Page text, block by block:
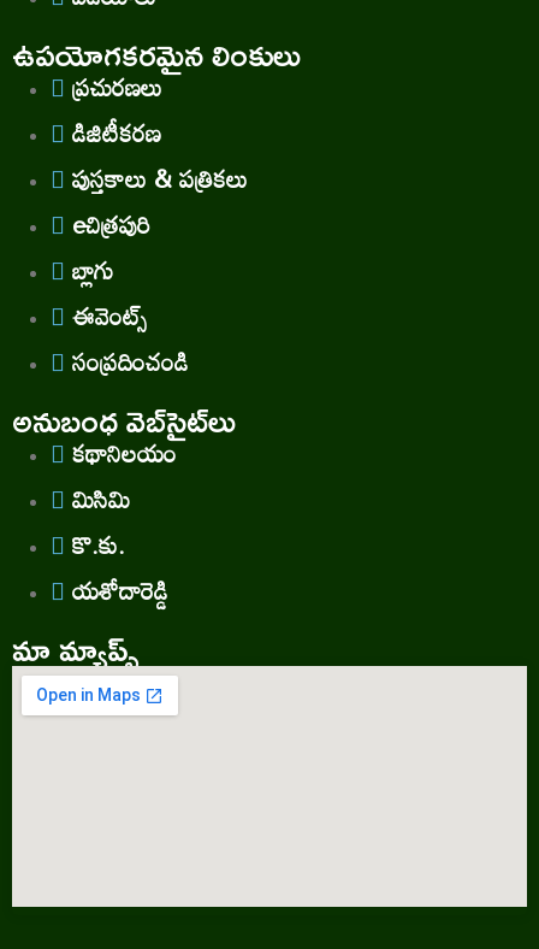
ఉపయోగకరమైన లింకులు
ప్రచురణలు
డిజిటీకరణ
పుస్తకాలు & పత్రికలు
eచిత్రపురి
బ్లాగు
ఈవెంట్స్
సంప్రదించండి
అనుబంధ వెబ్‌సైట్‌లు
కథానిలయం
మిసిమి
కొ.కు.
యశోదారెడ్డి
మా మ్యాప్స్